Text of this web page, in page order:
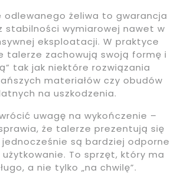
odlewanego żeliwa to gwarancja
stabilności wymiarowej nawet w
eksploatacji. W praktyce
talerze zachowują swoją formę i
tak jak niektóre rozwiązania
materiałów czy obudów
na uszkodzenia.
uwagę na wykończenie –
że talerze prezentują się
są bardziej odporne
To sprzęt, który ma
a nie tylko „na chwilę”.